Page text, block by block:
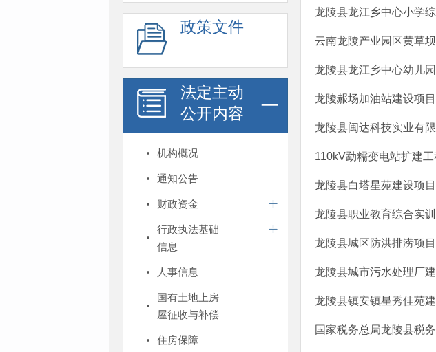
政策文件
法定主动
公开内容
机构概况
通知公告
财政资金
行政执法基础
信息
人事信息
国有土地上房
屋征收与补偿
住房保障
龙陵县龙江乡中心小学
云南龙陵产业园区黄草
龙陵县龙江乡中心幼儿
龙陵赧场加油站建设项
龙陵县闽达科技实业有
110kV勐糯变电站扩建
龙陵县白塔星苑建设项
龙陵县职业教育综合实
龙陵县城区防洪排涝项
龙陵县城市污水处理厂
龙陵县镇安镇星秀佳苑
国家税务总局龙陵县税